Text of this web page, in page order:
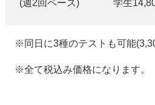
(週2回ペース) 学生
※同日に3種のテストも可能
※全て税込み価格になります。